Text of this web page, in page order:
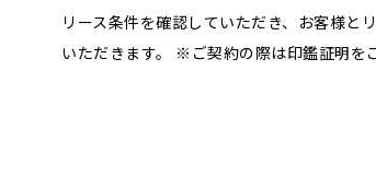
リース条件を確認していただき、お客様と
いただきます。 ※ご契約の際は印鑑証明を